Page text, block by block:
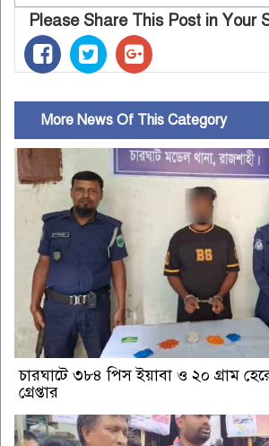
Please Share This Post in Your
More News Of This Category
চারঘাটে ৩৮৪ পিস ইয়াবা ও ২০ গ্রাম
গ্রেপ্তার